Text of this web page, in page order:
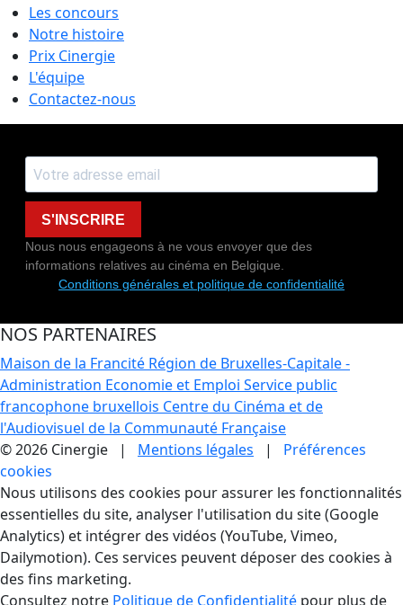
Les concours
Notre histoire
Prix Cinergie
L'équipe
Contactez-nous
S'INSCRIRE
Nous nous engageons à ne vous envoyer que des
informations relatives au cinéma en Belgique.
Conditions générales et politique de confidentialité
NOS PARTENAIRES
Maison de la Francité Région de Bruxelles-Capitale -
Administration Economie et Emploi Service public
francophone bruxellois Centre du Cinéma et de
l'Audiovisuel de la Communauté Française
© 2026 Cinergie | Mentions légales | Préférences
cookies
Gestion des Cookies
Nous utilisons des cookies pour assurer les fonctionnalités
essentielles du site, analyser l'utilisation du site (Google
Analytics) et intégrer des vidéos (YouTube, Vimeo,
Dailymotion). Ces services peuvent déposer des cookies à
des fins marketing.
Consultez notre Politique de Confidentialité pour plus de